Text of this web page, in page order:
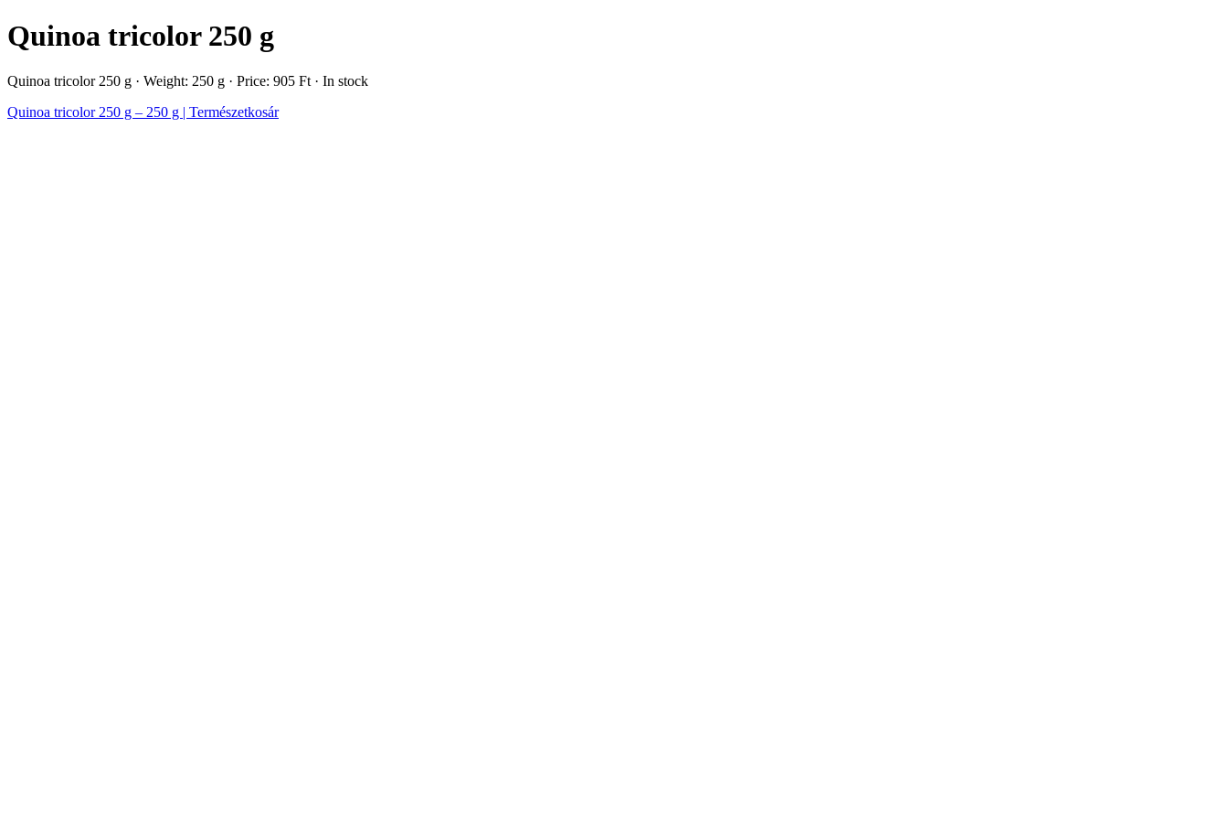
Quinoa tricolor 250 g
Quinoa tricolor 250 g · Weight: 250 g · Price: 905 Ft · In stock
Quinoa tricolor 250 g – 250 g | Természetkosár